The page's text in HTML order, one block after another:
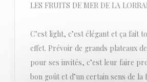
LES FRUITS DE MER DE LA
C’est light, c’est élégant et ça fait
effet. Prévoir de grands plateaux
pour ses invités, c’est leur faire
bon goût et d’un certain sens de la